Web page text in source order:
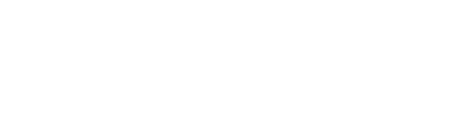
/ СОЕДИНИТЕЛЬНЫЕ
РЕЗЬБОЙ